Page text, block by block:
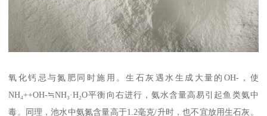
氧化钙忌与氮肥同时施用。生石灰遇水生成大量的OH-，使
NH₄++OH-≒NH₃·H₂O平衡向右进行，氨水含量高易引起鱼类氨中
毒。同理，池水中氨氮含量高于1.2毫克/升时，也不宜放用生石灰。